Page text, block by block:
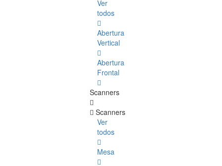
Ver
todos
Abertura
Vertical
Abertura
Frontal
Scanners
Scanners
Ver
todos
Mesa